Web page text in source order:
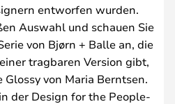
entworfen wurden.
Auswahl und schauen Sie
von Bjørn + Balle an, die
tragbaren Version gibt,
von Maria Berntsen.
der Design for the People-